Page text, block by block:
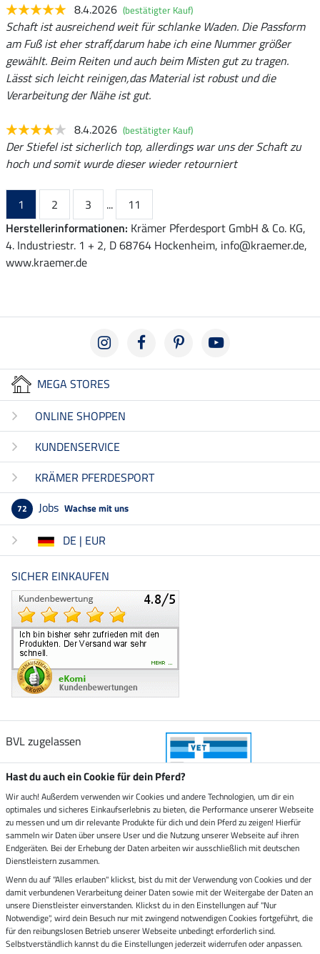
8.4.2026 (bestätigter Kauf)
Schaft ist ausreichend weit für schlanke Waden. Die Passform
am Fuß ist eher straff,darum habe ich eine Nummer größer
gewählt. Beim Reiten und auch beim Misten gut zu tragen.
Lässt sich leicht reinigen,das Material ist robust und die
Verarbeitung der Nähe ist gut.
8.4.2026 (bestätigter Kauf)
Der Stiefel ist sicherlich top, allerdings war uns der Schaft zu
hoch und somit wurde dieser wieder retourniert
1 2 3 ...
11
Herstellerinformationen: Krämer Pferdesport GmbH & Co. KG,
4. Industriestr. 1 + 2, D 68764 Hockenheim, info@kraemer.de,
www.kraemer.de
MEGA STORES
ONLINE SHOPPEN
KUNDENSERVICE
KRÄMER PFERDESPORT
72 Jobs Wachse mit uns
DE | EUR
SICHER EINKAUFEN
BVL zugelassen
Zustellung durch
Sicher bezahlen mit
Rechnung Vorkasse
Impressum
Hast du auch ein Cookie für dein Pferd?
Wir auch! Außerdem verwenden wir Cookies und andere Technologien, um dir ein
optimales und sicheres Einkaufserlebnis zu bieten, die Performance unserer Webseite
zu messen und um dir relevante Produkte für dich und dein Pferd zu zeigen! Hierfür
sammeln wir Daten über unsere User und die Nutzung unserer Webseite auf ihren
Endgeräten. Bei der Erhebung der Daten arbeiten wir ausschließlich mit deutschen
Dienstleistern zusammen.
Wenn du auf "Alles erlauben" klickst, bist du mit der Verwendung von Cookies und der
damit verbundenen Verarbeitung deiner Daten sowie mit der Weitergabe der Daten an
unsere Dienstleister einverstanden. Klickst du in den Einstellungen auf "Nur
Notwendige", wird dein Besuch nur mit zwingend notwendigen Cookies fortgeführt, die
für den reibungslosen Betrieb unserer Webseite unbedingt erforderlich sind.
Selbstverständlich kannst du die Einstellungen jederzeit widerrufen oder anpassen.